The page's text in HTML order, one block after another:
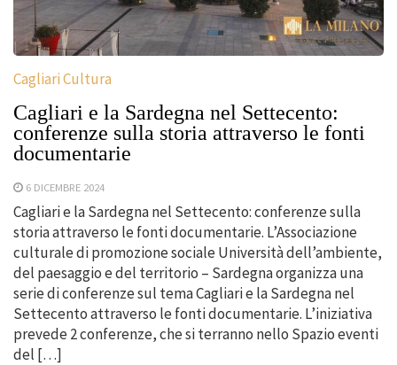
Cagliari Cultura
Cagliari e la Sardegna nel Settecento:
conferenze sulla storia attraverso le fonti
documentarie
6 DICEMBRE 2024
Cagliari e la Sardegna nel Settecento: conferenze sulla
storia attraverso le fonti documentarie. L’Associazione
culturale di promozione sociale Università dell’ambiente,
del paesaggio e del territorio – Sardegna organizza una
serie di conferenze sul tema Cagliari e la Sardegna nel
Settecento attraverso le fonti documentarie. L’iniziativa
prevede 2 conferenze, che si terranno nello Spazio eventi
del […]